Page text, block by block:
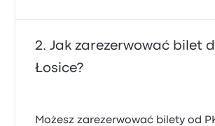
Jak zarezerwować bilet
Łosice?
Możesz zarezerwować bilety od